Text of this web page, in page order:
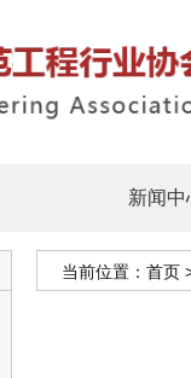
新闻中
当前位置： 首页